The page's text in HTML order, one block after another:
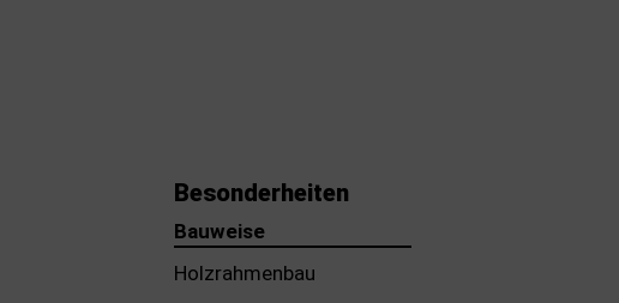
Besonderheiten
Bauweise
Holzrahmenbau